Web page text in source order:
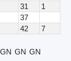
31
1
37
42
7
GN GN GN